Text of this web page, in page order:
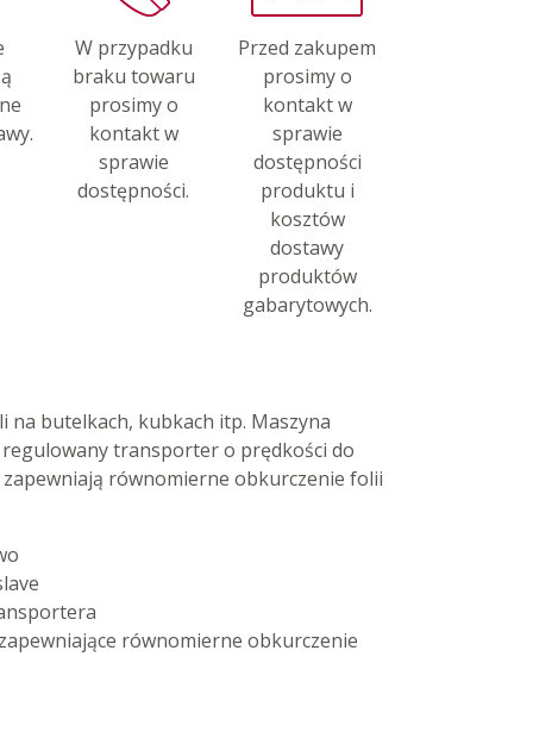
W przypadku
braku towaru
prosimy o
kontakt w
sprawie
dostępności.
Przed zakupem
prosimy o
kontakt w
sprawie
dostępności
produktu i
kosztów
dostawy
produktów
gabarytowych.
butelkach, kubkach itp. Maszyna
regulowany transporter o prędkości do
równomierne obkurczenie folii
równomierne obkurczenie